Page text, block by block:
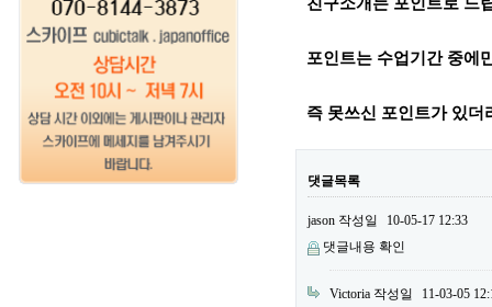
포인트는 수업기간 중에
즉 못쓰신 포인트가 있더
댓글목록
jason 작성일
10-05-17 12:33
댓글내용 확인
Victoria 작성일
11-03-05